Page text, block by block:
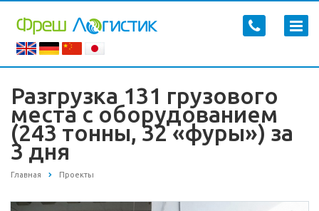
Разгрузка 131 грузового
места с оборудованием
(243 тонны, 32 «фуры») за
3 дня
Главная Проекты